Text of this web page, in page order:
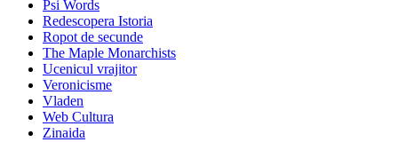
Psi Words
Redescopera Istoria
Ropot de secunde
The Maple Monarchists
Ucenicul vrajitor
Veronicisme
Vladen
Web Cultura
Zinaida